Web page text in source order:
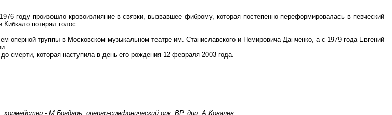
году произошло кровоизлияние в связки, вызвавшее фиброму, которая постепенно переформировалась в певческий
потерял голос.
оперной труппы в Московском музыкальном театре им. Станиславского и Немировича-Данченко, а с 1979 года Евгений
смерти, которая наступила в день его рождения 12 февраля 2003 года.
- М.Бондарь, оперно-симфонический орк. ВР, дир. А.Ковалев